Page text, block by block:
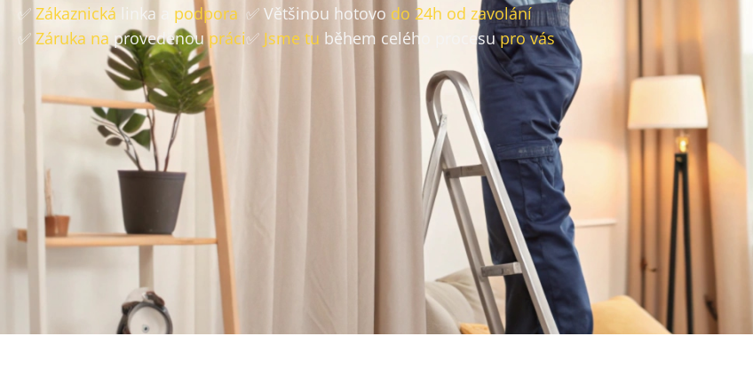
✅ Zákaznická linka a podpora
✅ Záruka na provedenoupráci
✅ Většinou hotovo do 24h od zavolání
✅ Jsme tu během celého procesupro vás